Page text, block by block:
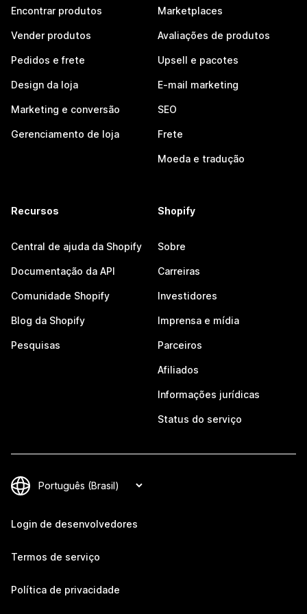
Encontrar produtos
Vender produtos
Pedidos e frete
Design da loja
Marketing e conversão
Gerenciamento de loja
Marketplaces
Avaliações de produtos
Upsell e pacotes
E-mail marketing
SEO
Frete
Moeda e tradução
Recursos
Central de ajuda da Shopify
Documentação da API
Comunidade Shopify
Blog da Shopify
Pesquisas
Shopify
Sobre
Carreiras
Investidores
Imprensa e mídia
Parceiros
Afiliados
Informações jurídicas
Status do serviço
Login de desenvolvedores
Termos de serviço
Política de privacidade